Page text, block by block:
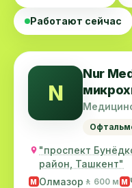
Работают сейчас
N
Nur
"проспект
район, Ташкент"
M Олмазор 🚶 600 м M